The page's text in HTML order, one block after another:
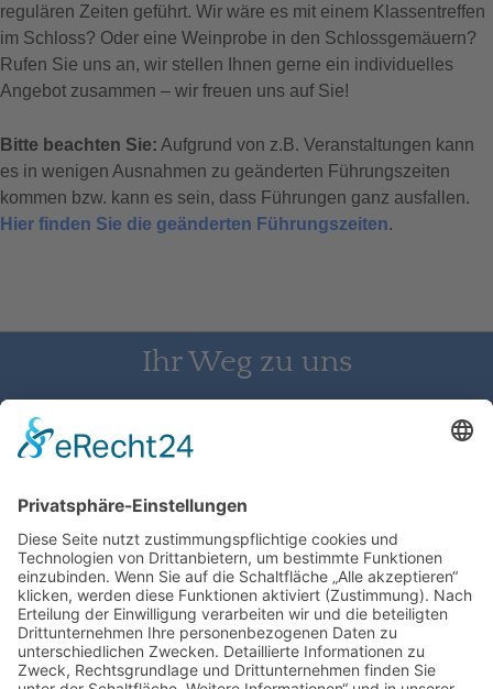
regulären Zeiten geführt. Wir wäre es mit einem Klassentreffen
im Schloss? Oder eine Weinprobe in den Schlossgemäuern?
Rufen Sie uns an, wir stellen Ihnen gerne ein individuelles
Angebot zusammen – wir freuen uns auf Sie!
Bitte beachten Sie: Aufgrund von z.B. Veranstaltungen kann
es in wenigen Ausnahmen zu geänderten Führungszeiten
kommen bzw. kann es sein, dass Führungen ganz ausfallen.
Hier finden Sie die geänderten Führungszeiten.
Ihr Weg zu uns
Schloss Bürgeln, 79418 Schliengen | Telefon: 07626/237 | E-
Mail: direktion@schlossbuergeln.de
Wir benötigen Ihre Zustimmung, um
den Google Maps-Service zu laden!
Wir verwenden einen Service eines
Drittanbieters, um Karteninhalte einzubetten.
Dieser Service kann Daten zu Ihren Aktivitäten
sammeln. Bitte lesen Sie die Details durch und